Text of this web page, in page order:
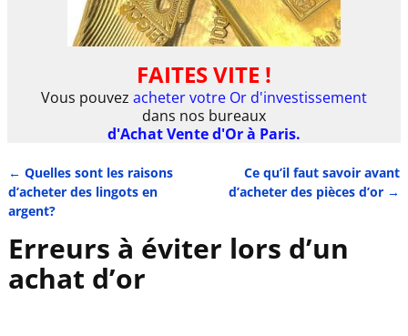
FAITES VITE !
Vous pouvez acheter votre Or d'investissement
dans nos bureaux
d'Achat Vente d'Or à Paris.
Navigation des articles
← Quelles sont les raisons
d’acheter des lingots en
argent?
Ce qu’il faut savoir avant
d’acheter des pièces d’or →
Erreurs à éviter lors d’un
achat d’or